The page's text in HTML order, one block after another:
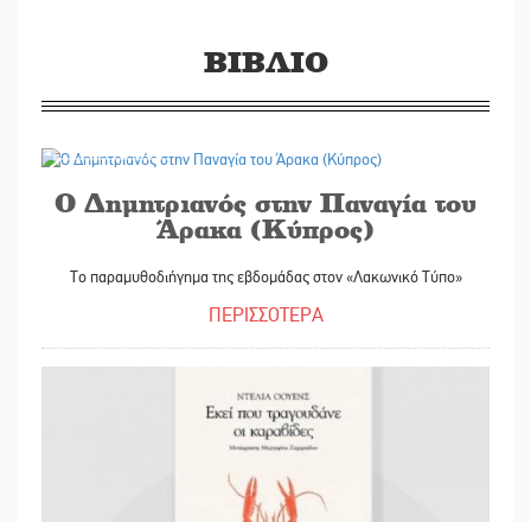
ΒΙΒΛΙΟ
Ο Δημητριανός στην Παναγία του
Άρακα (Κύπρος)
Το παραμυθοδιήγημα της εβδομάδας στον «Λακωνικό Τύπο»
ΠΕΡΙΣΣΟΤΕΡΑ